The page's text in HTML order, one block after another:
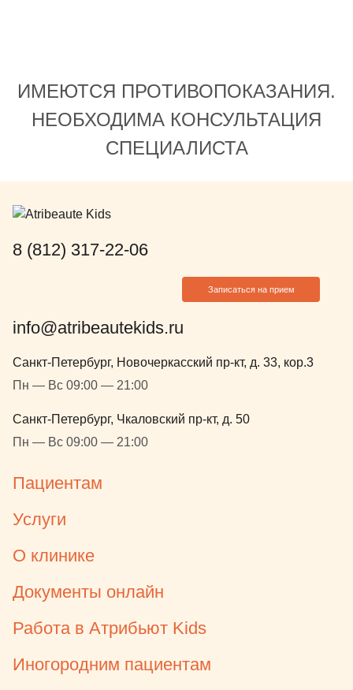
Анастасии
понравился её
ИМЕЮТСЯ ПРОТИВОПОКАЗАНИЯ.
НЕОБХОДИМА КОНСУЛЬТАЦИЯ
СПЕЦИАЛИСТА
8 (812) 317-22-06
Записаться на прием
info@atribeautekids.ru
Санкт-Петербург, Новочеркасский пр-кт, д. 33, кор.3
Пн — Вс 09:00 — 21:00
Санкт-Петербург, Чкаловский пр-кт, д. 50
Пн — Вс 09:00 — 21:00
Пациентам
Услуги
О клинике
Документы онлайн
Работа в Атрибьют Kids
Иногородним пациентам